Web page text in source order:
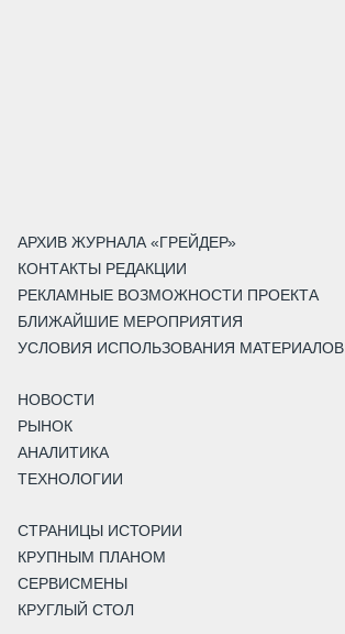
АРХИВ ЖУРНАЛА «ГРЕЙДЕР»
КОНТАКТЫ РЕДАКЦИИ
РЕКЛАМНЫЕ ВОЗМОЖНОСТИ ПРОЕКТА
БЛИЖАЙШИЕ МЕРОПРИЯТИЯ
УСЛОВИЯ ИСПОЛЬЗОВАНИЯ МАТЕРИАЛОВ
НОВОСТИ
РЫНОК
АНАЛИТИКА
ТЕХНОЛОГИИ
СТРАНИЦЫ ИСТОРИИ
КРУПНЫМ ПЛАНОМ
СЕРВИСМЕНЫ
КРУГЛЫЙ СТОЛ